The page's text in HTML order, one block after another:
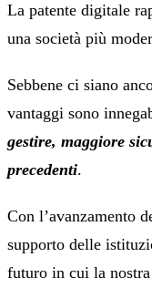
La patente digitale
una società più
Sebbene ci siano
vantaggi sono
gestire, maggiore
precedenti.
Con l’avanzamento
supporto delle
futuro in cui la